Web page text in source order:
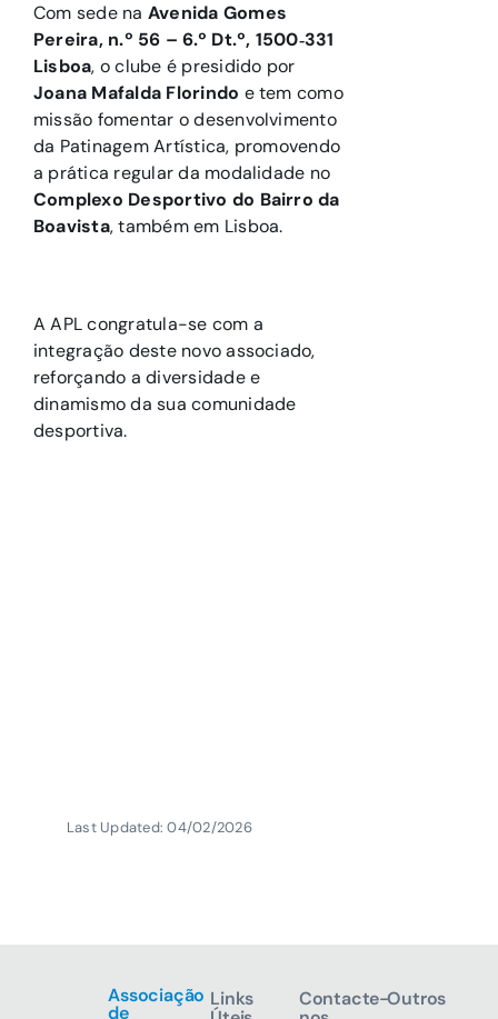
Com sede na Avenida Gomes
Pereira, n.º 56 – 6.º Dt.º, 1500‑331
Lisboa, o clube é presidido por
Joana Mafalda Florindo e tem como
missão fomentar o desenvolvimento
da Patinagem Artística, promovendo
a prática regular da modalidade no
Complexo Desportivo do Bairro da
Boavista, também em Lisboa.
A APL congratula-se com a
integração deste novo associado,
reforçando a diversidade e
dinamismo da sua comunidade
desportiva.
Last Updated: 04/02/2026
Associação
de
Links
Contacte-Outros